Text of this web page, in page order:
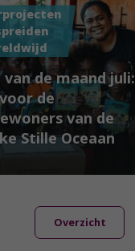
de maand juli:
de
van de
Stille Oceaan
Overzicht